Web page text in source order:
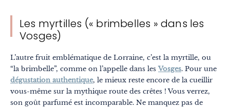
Les myrtilles (« brimbelles » dans les
Vosges)
L’autre fruit emblématique de Lorraine, c’est la myrtille, ou
“la brimbelle”, comme on l’appelle dans les Vosges. Pour une
dégustation authentique, le mieux reste encore de la cueillir
vous-même sur la mythique route des crêtes ! Vous verrez,
son goût parfumé est incomparable. Ne manquez pas de